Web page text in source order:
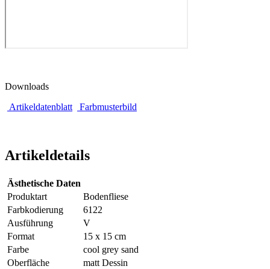
Downloads
Artikeldatenblatt
Farbmusterbild
Artikeldetails
Ästhetische Daten
Produktart
Bodenfliese
Farbkodierung
6122
Ausführung
V
Format
15 x 15 cm
Farbe
cool grey sand
Oberfläche
matt Dessin